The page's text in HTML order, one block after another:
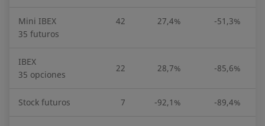
Mini IBEX
35 futuros
42 27,4% -51,3%
IBEX
35 opciones
22 28,7% -85,6%
Stock futuros 7 -92,1% -89,4%